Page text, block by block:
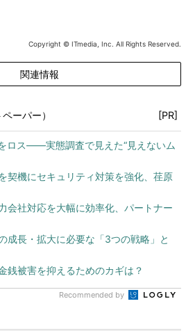
Copyright © ITmedia, Inc. All Rights Reserved.
関連情報
ーパー） [PR]
ロス――実態調査で見えた“見えないム
契機にセキュリティ対策を強化、荏原
会社対応を大幅に効率化、パートナー
成長・拡大に必要な「3つの戦略」と
銭被害を抑えるためのカギは？
Recommended by